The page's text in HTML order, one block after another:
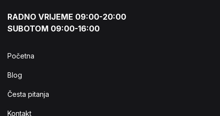
RADNO VRIJEME 09:00-20:00
SUBOTOM 09:00-16:00
Početna
Blog
Česta pitanja
Kontakt